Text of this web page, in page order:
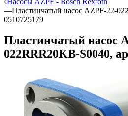
Насосы AZPF - Bosch Rexroth
—Пластинчатый насос AZPF-22-
0510725179
Пластинчатый насос
022RRR20KB-S0040,